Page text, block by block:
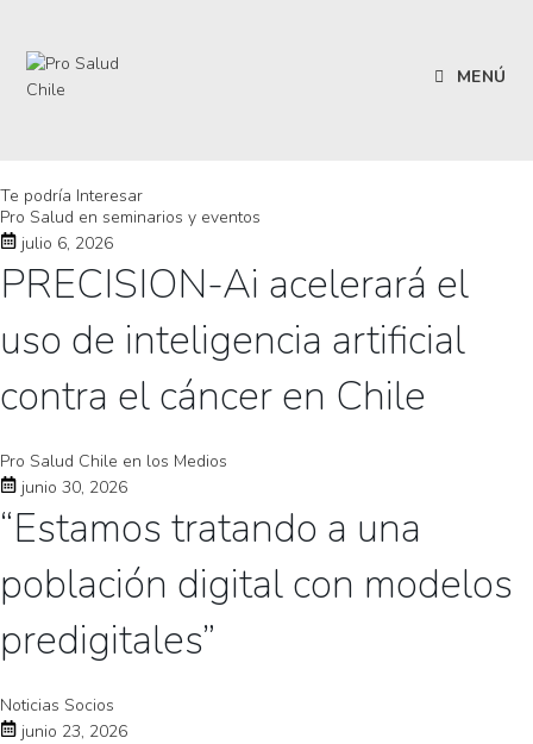
MENÚ
Te podría Interesar
Pro Salud en seminarios y eventos
julio 6, 2026
PRECISION-Ai acelerará el
uso de inteligencia artificial
contra el cáncer en Chile
Pro Salud Chile en los Medios
junio 30, 2026
“Estamos tratando a una
población digital con modelos
predigitales”
Noticias Socios
junio 23, 2026